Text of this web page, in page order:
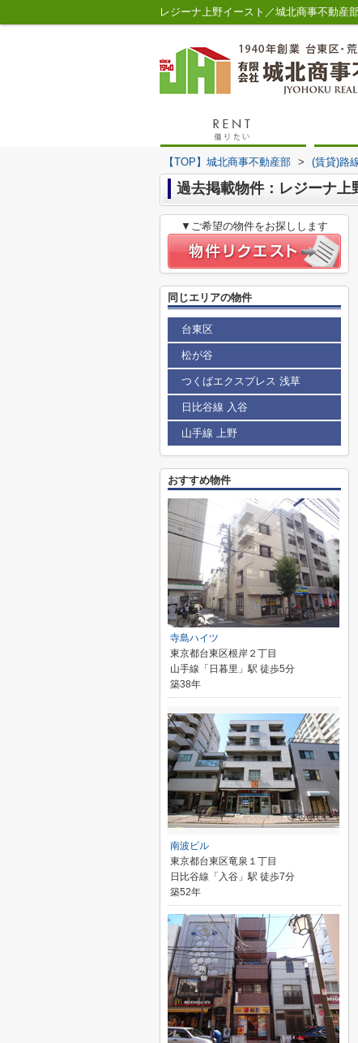
レジーナ上野イースト／城北商事不動産
【TOP】城北商事不動産部 > (賃貸)路
過去掲載物件：レジーナ上
▼ご希望の物件をお探しします
同じエリアの物件
台東区
松が谷
つくばエクスプレス 浅草
日比谷線 入谷
山手線 上野
おすすめ物件
寺島ハイツ
東京都台東区根岸２丁目
山手線「日暮里」駅 徒歩5分
築38年
南波ビル
東京都台東区竜泉１丁目
日比谷線「入谷」駅 徒歩7分
築52年